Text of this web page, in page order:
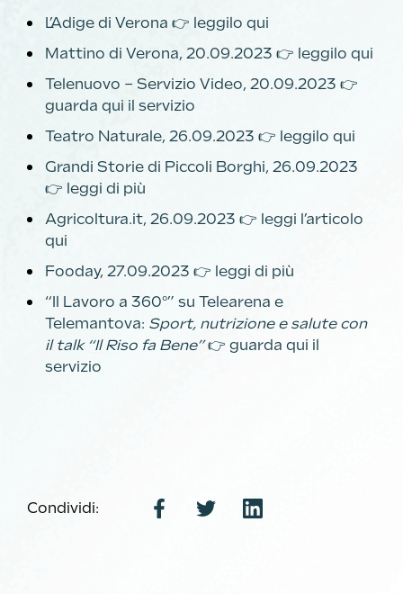
L’Adige di Verona 👉 leggilo qui
Mattino di Verona, 20.09.2023 👉 leggilo qui
Telenuovo – Servizio Video, 20.09.2023 👉
guarda qui il servizio
Teatro Naturale, 26.09.2023 👉 leggilo qui
Grandi Storie di Piccoli Borghi, 26.09.2023
👉 leggi di più
Agricoltura.it, 26.09.2023 👉 leggi l’articolo
qui
Fooday, 27.09.2023 👉 leggi di più
“Il Lavoro a 360°” su Telearena e
Telemantova: Sport, nutrizione e salute con
il talk “Il Riso fa Bene”👉 guarda qui il
servizio
Condividi: